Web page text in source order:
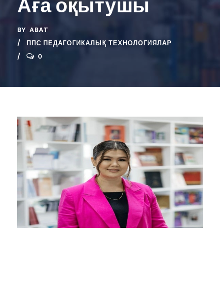
BY ABAT
ППС ПЕДАГОГИКАЛЫҚ ТЕХНОЛОГИЯЛАР
0